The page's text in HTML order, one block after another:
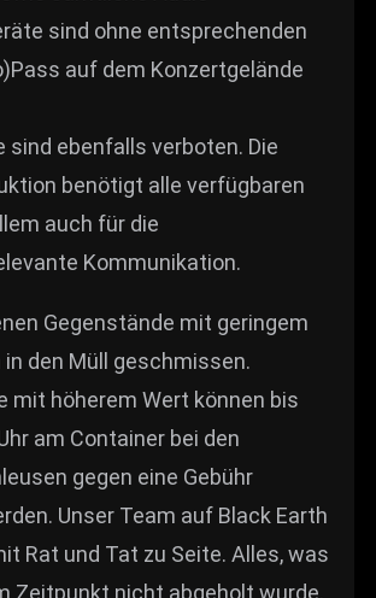
sind ohne entsprechenden
auf dem Konzertgelände
sind ebenfalls verboten. Die
benötigt alle verfügbaren
auch für die
Kommunikation.
Gegenstände mit geringem
den Müll geschmissen.
mit höherem Wert können bis
am Container bei den
gegen eine Gebühr
Unser Team auf Black Earth
Rat und Tat zu Seite. Alles, was
Zeitpunkt nicht abgeholt wurde,